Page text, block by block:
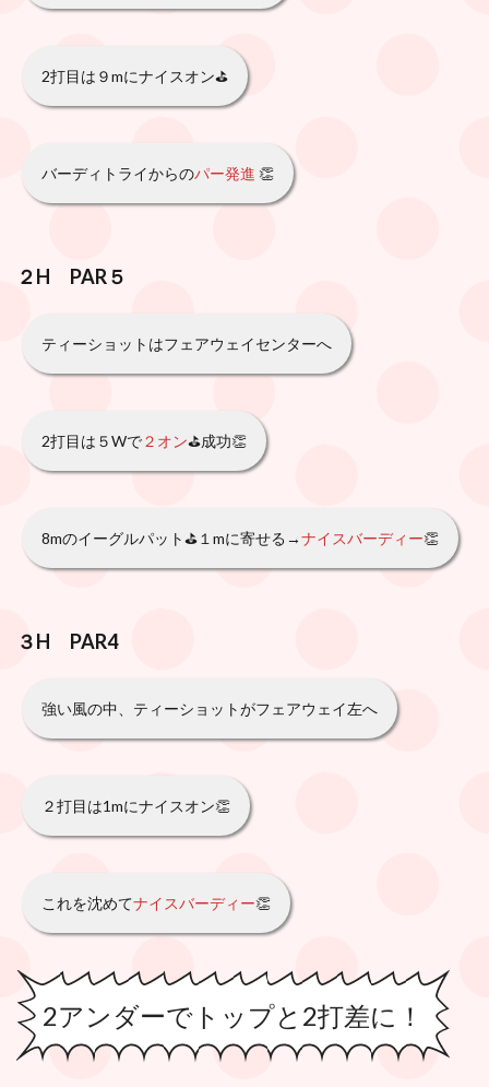
2打目は９mにナイスオン⛳️
バーディトライからのパー発進 👏
２H PAR５
ティーショットはフェアウェイセンターへ
2打目は５Wで２オン⛳️成功👏
8mのイーグルパット⛳️１mに寄せる→ナイスバーディー👏
３H PAR4
強い風の中、ティーショットがフェアウェイ左へ
２打目は1mにナイスオン👏
これを沈めてナイスバーディー👏
2アンダーでトップと2打差に！